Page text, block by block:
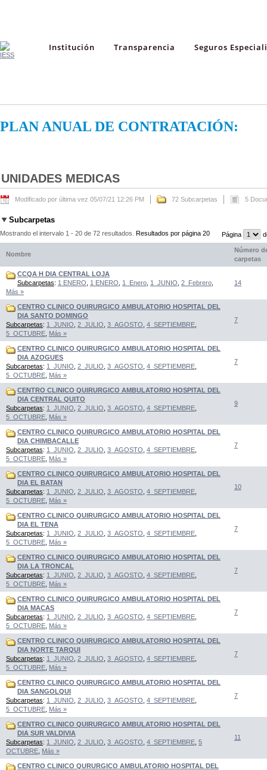
Institución Transparencia Seguros
PLAN ANUAL DE CONTRATACIÓN:
UNIDADES MEDICAS
Modificado por última vez 05/07/21 12:26 PM 72 Subcarpetas 5
Subcarpetas
Mostrando el intervalo 1 - 20 de 72 resultados. Resultados por página 20 Página
Nombre
Número
carpetas
CCQA H DIA CENTRAL LOJA
Subcarpetas: 1 ENERO 1 ENERO 1_Enero 1_JUNIO 2_Febrero
Más »
14
CENTRO CLINICO QUIRURGICO AMBULATORIO HOSPITAL DEL
DIA SANTO DOMINGO
Subcarpetas: 1_JUNIO 2_JULIO 3_AGOSTO 4_SEPTIEMBRE
5_OCTUBRE Más »
7
CENTRO CLINICO QUIRURGICO AMBULATORIO HOSPITAL DEL
DIA AZOGUES
Subcarpetas: 1_JUNIO 2_JULIO 3_AGOSTO 4_SEPTIEMBRE
5_OCTUBRE Más »
7
CENTRO CLINICO QUIRURGICO AMBULATORIO HOSPITAL DEL
DIA CENTRAL QUITO
Subcarpetas: 1_JUNIO 2_JULIO 3_AGOSTO 4_SEPTIEMBRE
5_OCTUBRE Más »
9
CENTRO CLINICO QUIRURGICO AMBULATORIO HOSPITAL DEL
DIA CHIMBACALLE
Subcarpetas: 1_JUNIO 2_JULIO 3_AGOSTO 4_SEPTIEMBRE
5_OCTUBRE Más »
7
CENTRO CLINICO QUIRURGICO AMBULATORIO HOSPITAL DEL
DIA EL BATAN
Subcarpetas: 1_JUNIO 2_JULIO 3_AGOSTO 4_SEPTIEMBRE
5_OCTUBRE Más »
10
CENTRO CLINICO QUIRURGICO AMBULATORIO HOSPITAL DEL
DIA EL TENA
Subcarpetas: 1_JUNIO 2_JULIO 3_AGOSTO 4_SEPTIEMBRE
5_OCTUBRE Más »
7
CENTRO CLINICO QUIRURGICO AMBULATORIO HOSPITAL DEL
DIA LA TRONCAL
Subcarpetas: 1_JUNIO 2_JULIO 3_AGOSTO 4_SEPTIEMBRE
5_OCTUBRE Más »
7
CENTRO CLINICO QUIRURGICO AMBULATORIO HOSPITAL DEL
DIA MACAS
Subcarpetas: 1_JUNIO 2_JULIO 3_AGOSTO 4_SEPTIEMBRE
5_OCTUBRE Más »
7
CENTRO CLINICO QUIRURGICO AMBULATORIO HOSPITAL DEL
DIA NORTE TARQUI
Subcarpetas: 1_JUNIO 2_JULIO 3_AGOSTO 4_SEPTIEMBRE
5_OCTUBRE Más »
7
CENTRO CLINICO QUIRURGICO AMBULATORIO HOSPITAL DEL
DIA SANGOLQUI
Subcarpetas: 1_JUNIO 2_JULIO 3_AGOSTO 4_SEPTIEMBRE
5_OCTUBRE Más »
7
CENTRO CLINICO QUIRURGICO AMBULATORIO HOSPITAL DEL
DIA SUR VALDIVIA
Subcarpetas: 1_JUNIO 2_JULIO 3_AGOSTO 4_SEPTIEMBRE 5
OCTUBRE Más »
11
CENTRO CLINICO QURURGICO AMBULATORIO HOSPITAL DEL